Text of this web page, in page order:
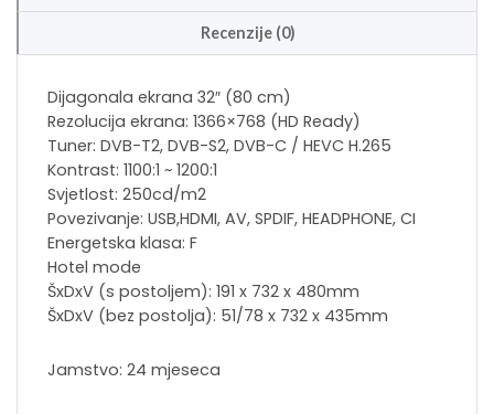
Recenzije (0)
Dijagonala ekrana 32″ (80 cm)
Rezolucija ekrana: 1366×768 (HD Ready)
Tuner: DVB-T2, DVB-S2, DVB-C / HEVC H.265
Kontrast: 1100:1 ~ 1200:1
Svjetlost: 250cd/m2
Povezivanje: USB,HDMI, AV, SPDIF, HEADPHONE, CI
Energetska klasa: F
Hotel mode
ŠxDxV (s postoljem): 191 x 732 x 480mm
ŠxDxV (bez postolja): 51/78 x 732 x 435mm
Jamstvo: 24 mjeseca